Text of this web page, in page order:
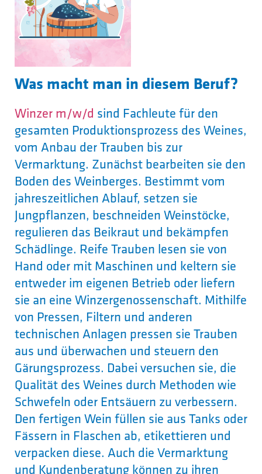
Was macht man in diesem Beruf?
Winzer m/w/d sind Fachleute für den
gesamten Produktionsprozess des Weines,
vom Anbau der Trauben bis zur
Vermarktung. Zunächst bearbeiten sie den
Boden des Weinberges. Bestimmt vom
jahreszeitlichen Ablauf, setzen sie
Jungpflanzen, beschneiden Weinstöcke,
regulieren das Beikraut und bekämpfen
Schädlinge. Reife Trauben lesen sie von
Hand oder mit Maschinen und keltern sie
entweder im eigenen Betrieb oder liefern
sie an eine Winzergenossenschaft. Mithilfe
von Pressen, Filtern und anderen
technischen Anlagen pressen sie Trauben
aus und überwachen und steuern den
Gärungsprozess. Dabei versuchen sie, die
Qualität des Weines durch Methoden wie
Schwefeln oder Entsäuern zu verbessern.
Den fertigen Wein füllen sie aus Tanks oder
Fässern in Flaschen ab, etikettieren und
verpacken diese. Auch die Vermarktung
und Kundenberatung können zu ihren